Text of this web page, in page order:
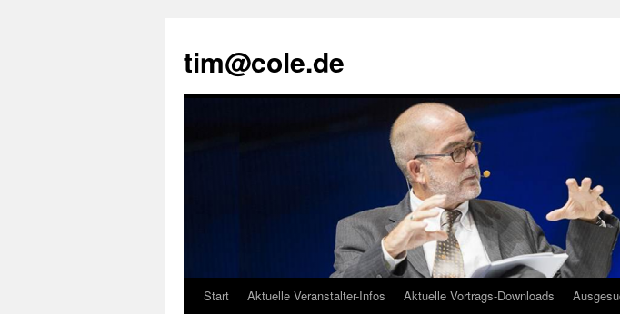
tim@cole.de
Start Aktuelle Veranstalter-Infos Aktuelle Vortrags-Downloads